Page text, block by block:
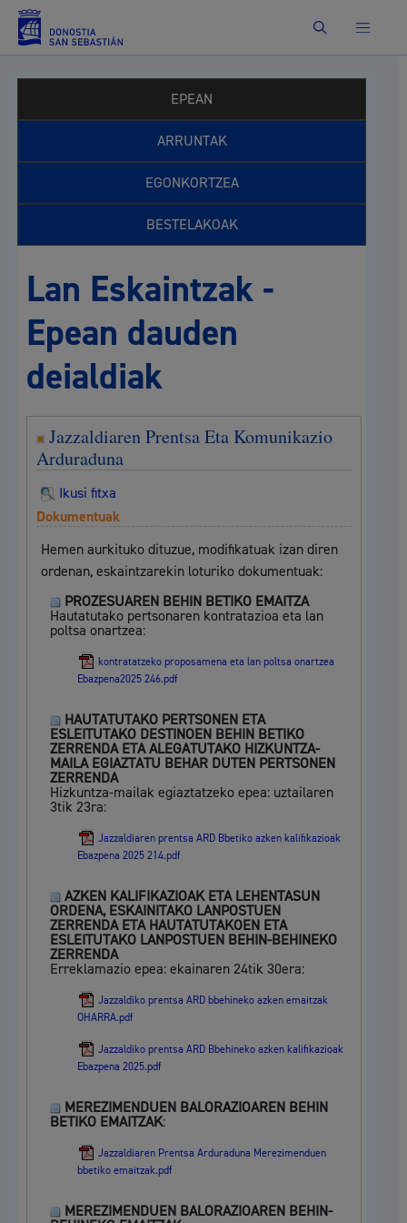
Bilatu
EPEAN
ARRUNTAK
EGONKORTZEA
BESTELAKOAK
Lan Eskaintzak -
Epean dauden
deialdiak
Jazzaldiaren Prentsa Eta Komunikazio
Arduraduna
Ikusi fitxa
Dokumentuak
Hemen aurkituko dituzue, modifikatuak izan diren
ordenan, eskaintzarekin loturiko dokumentuak:
PROZESUAREN BEHIN BETIKO EMAITZA
Hautatutako pertsonaren kontratazioa eta lan
poltsa onartzea:
kontratatzeko proposamena eta lan poltsa onartzea
Ebazpena2025 246.pdf
HAUTATUTAKO PERTSONEN ETA
ESLEITUTAKO DESTINOEN BEHIN BETIKO
ZERRENDA ETA ALEGATUTAKO HIZKUNTZA-
MAILA EGIAZTATU BEHAR DUTEN PERTSONEN
ZERRENDA
Hizkuntza-mailak egiaztatzeko epea: uztailaren
3tik 23ra:
Jazzaldiaren prentsa ARD Bbetiko azken kalifikazioak
Ebazpena 2025 214.pdf
AZKEN KALIFIKAZIOAK ETA LEHENTASUN
ORDENA, ESKAINITAKO LANPOSTUEN
ZERRENDA ETA HAUTATUTAKOEN ETA
ESLEITUTAKO LANPOSTUEN BEHIN-BEHINEKO
ZERRENDA
Erreklamazio epea: ekainaren 24tik 30era:
Jazzaldiko prentsa ARD bbehineko azken emaitzak
OHARRA.pdf
Jazzaldiko prentsa ARD Bbehineko azken kalifikazioak
Ebazpena 2025.pdf
MEREZIMENDUEN BALORAZIOAREN BEHIN
BETIKO EMAITZAK:
Jazzaldiaren Prentsa Arduraduna Merezimenduen
bbetiko emaitzak.pdf
MEREZIMENDUEN BALORAZIOAREN BEHIN-